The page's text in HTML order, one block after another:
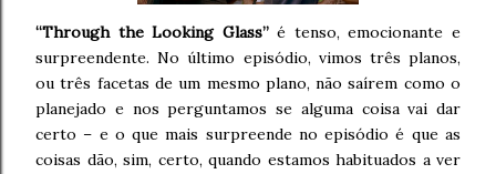
“Through the Looking Glass”é tenso, emocionante e
surpreendente. No último episódio, vimos três planos,
ou três facetas de um mesmo plano, não saírem como o
planejado e nos perguntamos se alguma coisa vai dar
certo – e o que mais surpreende no episódio é que as
coisas dão, sim, certo, quando estamos habituados a ver